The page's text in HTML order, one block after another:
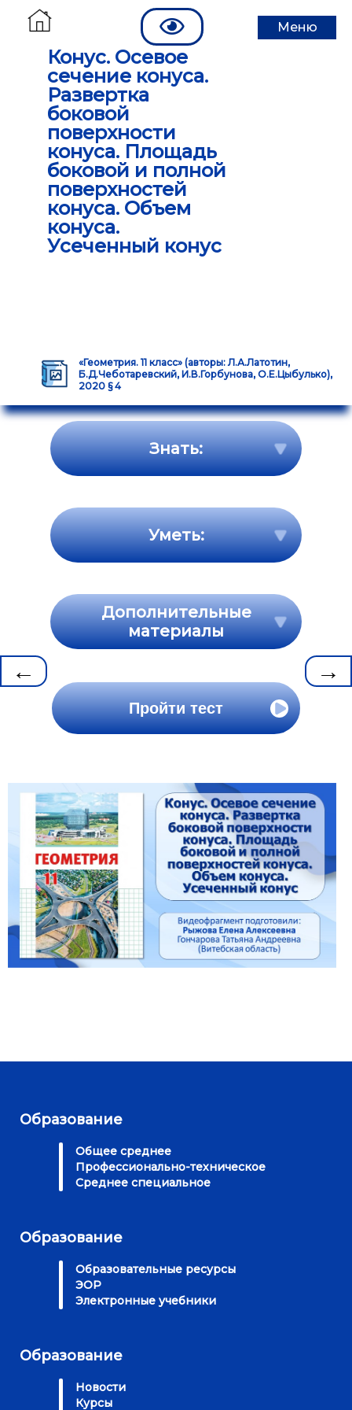
Конус. Осевое
сечение конуса.
Развертка
боковой
поверхности
конуса. Площадь
боковой и полной
поверхностей
конуса. Объем
конуса.
Усеченный конус
Меню
«Геометрия. 11 класс» (авторы: Л.А.Латотин,
Б.Д.Чеботаревский, И.В.Горбунова, О.Е.Цыбулько),
2020 § 4
← →
Знать:
Уметь:
Дополнительные
материалы
Пройти тест
Образование
Общее среднее
Профессионально-техническое
Среднее специальное
Образование
Образовательные ресурсы
ЭОР
Электронные учебники
Образование
Новости
Курсы